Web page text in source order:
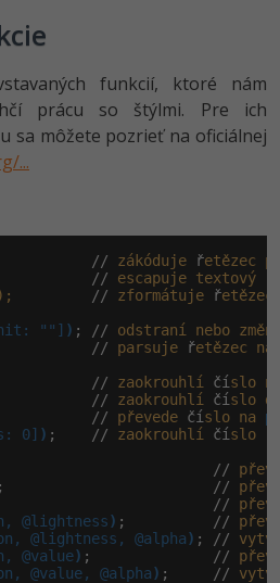
funkcií, ktoré nám
prácu so štýlmi. Pre ich
sa môžete pozrieť na oficiálnej
...
// zákóduje řetězec
// escapuje textový
         //
zformátuje řetězec
""] ) ; // odstraní nebo
// parsuje řetězec
na
// zaokrouhlí číslo
// zaokrouhlí číslo
// převede číslo na
0] ) ;    // zaokrouhlí číslo
//
;                        //
//
@lightness) ;          //
@lightness, @alpha) ; //
@value) ;              //
@value, @alpha) ;     //